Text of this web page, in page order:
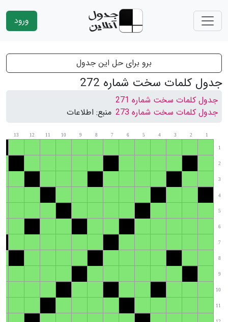
ورود
برو برای حل این جدول
جدول کلمات سخت شماره 272
جدول کلمات سخت شماره 271
جدول کلمات سخت شماره 273
منبع: اطلاعات
1
1
2
3
4
5
6
7
8
9
10
11
12
13
2
3
4
5
6
7
8
9
10
11